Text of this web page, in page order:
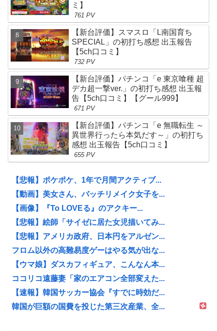
ミ】
761 PV
【新台評価】スマスロ「L南国育ち
SPECIAL」の初打ち感想 出玉報告
【5ch口コミ】
732 PV
【新台評価】パチンコ「e 東京喰種 超
デカ超一撃ver.」の初打ち感想 出玉報
告【5ch口コミ】【グール999】
671 PV
【新台評価】パチンコ「e 無職転生 ～
異世界行ったら本気だす～」の初打ち
感想 出玉報告【5ch口コミ】
655 PV
【悲報】ポケポケ、1年で月間アクティブ...
【動画】美女さん、バッチリメイク女子を...
【画像】『To LOVEる』のアクキー...
【悲報】絵師「サイゼに居た女児描いてみ...
【悲報】アメリカ政府、日本円をアルゼン...
フロム以外の高難易度ゲーはやる気が出な...
【ウマ娘】ダスカフィギュア、こんなん本...
ココリコ遠藤妻「家のエアコン全部変えた...
【速報】韓国サッカー協会『すでに時効だ...
韓国が巨額の国費を投じた第三次産業、全...